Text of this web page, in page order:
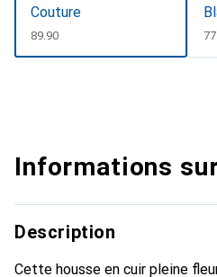
Couture
CHF
89.90
Informations
Description
Cette housse en cuir pleine